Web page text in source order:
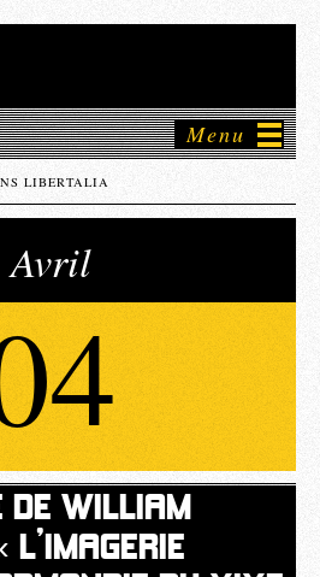
Menu
LIBERTALIA
DE WILLIAM
Avril